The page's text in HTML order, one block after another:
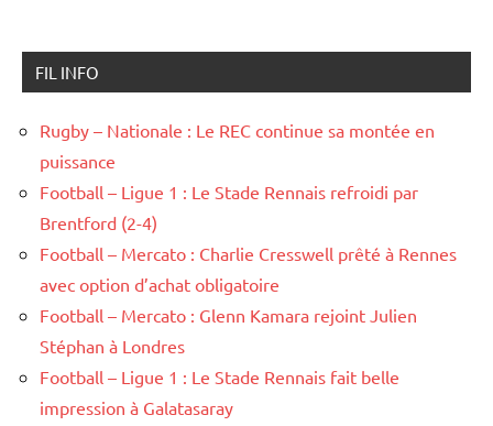
FIL INFO
Rugby – Nationale : Le REC continue sa montée en
puissance
Football – Ligue 1 : Le Stade Rennais refroidi par
Brentford (2-4)
Football – Mercato : Charlie Cresswell prêté à Rennes
avec option d’achat obligatoire
Football – Mercato : Glenn Kamara rejoint Julien
Stéphan à Londres
Football – Ligue 1 : Le Stade Rennais fait belle
impression à Galatasaray